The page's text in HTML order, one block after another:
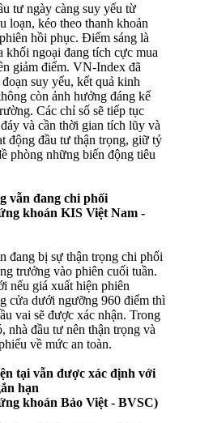
tư ngày càng suy yếu từ
loạn, kéo theo thanh khoản
hồi phục. Điểm sáng là
khối ngoại đang tích cực mua
giảm điểm. VN-Index đã
suy yếu, kết quả kinh
còn ảnh hưởng đáng kể
Các chỉ số sẽ tiếp tục
và cần thời gian tích lũy và
động đầu tư thận trọng, giữ tỷ
phòng những biến động tiêu
vẫn đang chi phối
khoán KIS Việt Nam -
đang bị sự thận trọng chi phối
trưởng vào phiên cuối tuần.
nếu giá xuất hiện phiên
cửa dưới ngưỡng 960 điểm thì
vai sẽ được xác nhận. Trong
nhà đầu tư nên thận trọng và
về mức an toàn.
tại vẫn được xác định với
hạn
khoán Bảo Việt - BVSC)